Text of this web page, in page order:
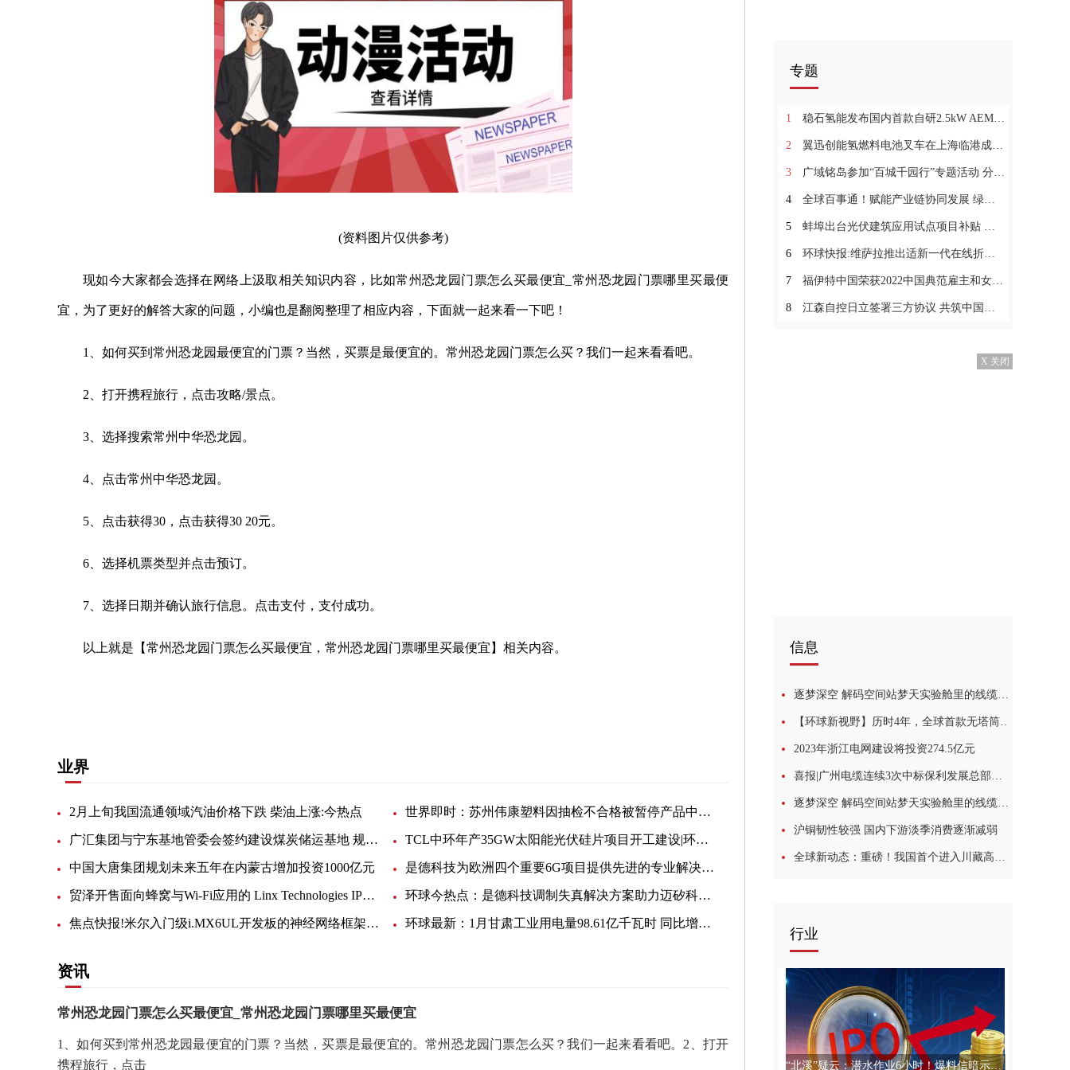
(资料图片仅供参考)
现如今大家都会选择在网络上汲取相关知识内容，比如常州恐龙园门票怎么买最便宜_常州恐龙园门票哪里买最便
宜，为了更好的解答大家的问题，小编也是翻阅整理了相应内容，下面就一起来看一下吧！
1、如何买到常州恐龙园最便宜的门票？当然，买票是最便宜的。常州恐龙园门票怎么买？我们一起来看看吧。
2、打开携程旅行，点击攻略/景点。
3、选择搜索常州中华恐龙园。
4、点击常州中华恐龙园。
5、点击获得30，点击获得30 20元。
6、选择机票类型并点击预订。
7、选择日期并确认旅行信息。点击支付，支付成功。
以上就是【常州恐龙园门票怎么买最便宜，常州恐龙园门票哪里买最便宜】相关内容。
业界
2月上旬我国流通领域汽油价格下跌 柴油上涨:今热点 世界即时：苏州伟康塑料因抽检不合格被暂停产品中标资格6个月
广汇集团与宁东基地管委会签约建设煤炭储运基地 规划总投资25亿元_环球报资讯 TCL中环年产35GW太阳能光伏硅片项目开工建设|环球今日讯
中国大唐集团规划未来五年在内蒙古增加投资1000亿元 是德科技为欧洲四个重要6G项目提供先进的专业解决方案
贸泽开售面向蜂窝与Wi-Fi应用的 Linx Technologies IPW系列户外天线 环球今热点：是德科技调制失真解决方案助力迈矽科（ MISIC）加速验证毫米波产品
焦点快报!米尔入门级i.MX6UL开发板的神经网络框架ncnn移植与测试 环球最新：1月甘肃工业用电量98.61亿千瓦时 同比增长8.43％
资讯
常州恐龙园门票怎么买最便宜_常州恐龙园门票哪里买最便宜
1、如何买到常州恐龙园最便宜的门票？当然，买票是最便宜的。常州恐龙园门票怎么买？我们一起来看看吧。2、打开
携程旅行，点击
专题
1 稳石氢能发布国内首款自研2.5kW AEM电解槽
2 翼迅创能氢燃料电池叉车在上海临港成功交付
3 广域铭岛参加“百城千园行”专题活动 分享流程行业数字化转型案例:资讯
4 全球百事通！赋能产业链协同发展 绿色能源管理创赢计划主题生态活动成功举办
5 蚌埠出台光伏建筑应用试点项目补贴 观速讯
6 环球快报:维萨拉推出适新一代在线折光仪平台 PolarisTM
7 福伊特中国荣获2022中国典范雇主和女性领导力发展典范企业
8 江森自控日立签署三方协议 共筑中国开发区发展“绿色之路”
X 关闭
信息
逐梦深空 解码空间站梦天实验舱里的线缆“黑科技”_世界播报
【环球新视野】历时4年，全球首款无塔筒浮式风机终于出海
2023年浙江电网建设将投资274.5亿元
喜报|广州电缆连续3次中标保利发展总部集采项目_世界头条
逐梦深空 解码空间站梦天实验舱里的线缆“黑科技”-环球热议
沪铜韧性较强 国内下游淡季消费逐渐减弱
全球新动态：重磅！我国首个进入川藏高原腹地特高压工程开建
行业
“北溪”疑云：潜水作业6小时！爆料信暗示美国牵涉“北溪”爆炸:焦点简讯